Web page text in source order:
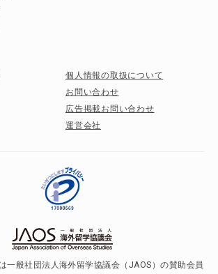
個人情報の取扱について
お問い合わせ
広告掲載お問い合わせ
運営会社
一般社団法人海外留学協議会（JAOS）の賛助会員